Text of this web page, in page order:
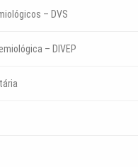
– DVS
– DIVEP